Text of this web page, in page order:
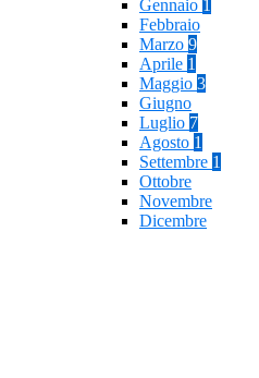
Gennaio 1
Febbraio
Marzo 9
Aprile 1
Maggio 3
Giugno
Luglio 7
Agosto 1
Settembre 1
Ottobre
Novembre
Dicembre